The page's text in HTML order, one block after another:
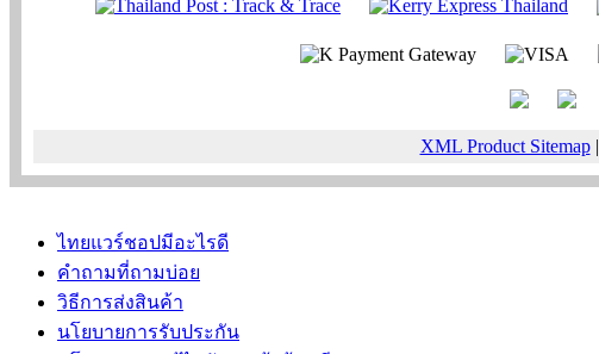
XML Product Sitemap|
ไทยแวร์ชอปมีอะไรดี
คำถามที่ถามบ่อย
วิธีการส่งสินค้า
นโยบายการรับประกัน